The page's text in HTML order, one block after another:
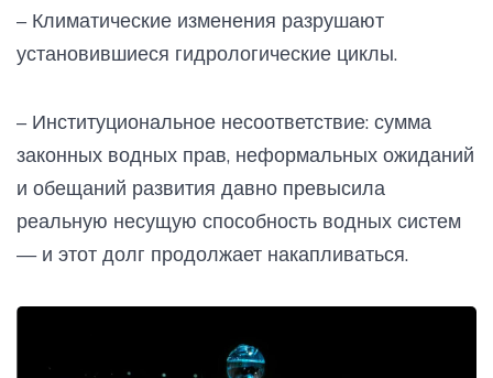
– Климатические изменения разрушают
установившиеся гидрологические циклы.
– Институциональное несоответствие: сумма
законных водных прав, неформальных ожиданий
и обещаний развития давно превысила
реальную несущую способность водных систем
— и этот долг продолжает накапливаться.